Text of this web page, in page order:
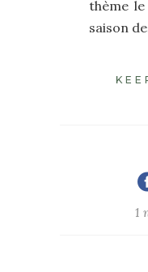
thème le
saison
1